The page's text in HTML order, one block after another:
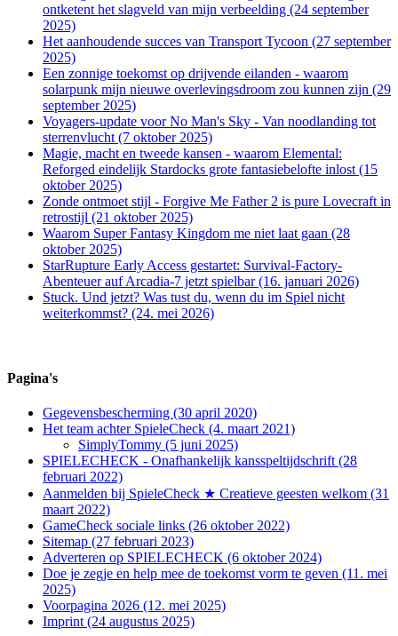
ontketent het slagveld van mijn verbeelding (24 september
2025)
Het aanhoudende succes van Transport Tycoon (27 september
2025)
Een zonnige toekomst op drijvende eilanden - waarom
solarpunk mijn nieuwe overlevingsdroom zou kunnen zijn (29
september 2025)
Voyagers-update voor No Man's Sky - Van noodlanding tot
sterrenvlucht (7 oktober 2025)
Magie, macht en tweede kansen - waarom Elemental:
Reforged eindelijk Stardocks grote fantasiebelofte inlost (15
oktober 2025)
Zonde ontmoet stijl - Forgive Me Father 2 is pure Lovecraft in
retrostijl (21 oktober 2025)
Waarom Super Fantasy Kingdom me niet laat gaan (28
oktober 2025)
StarRupture Early Access gestartet: Survival-Factory-
Abenteuer auf Arcadia-7 jetzt spielbar (16. januari 2026)
Stuck. Und jetzt? Was tust du, wenn du im Spiel nicht
weiterkommst? (24. mei 2026)
Pagina's
Gegevensbescherming (30 april 2020)
Het team achter SpieleCheck (4. maart 2021)
SimplyTommy (5 juni 2025)
SPIELECHECK - Onafhankelijk kansspeltijdschrift (28
februari 2022)
Aanmelden bij SpieleCheck ★ Creatieve geesten welkom (31
maart 2022)
GameCheck sociale links (26 oktober 2022)
Sitemap (27 februari 2023)
Adverteren op SPIELECHECK (6 oktober 2024)
Doe je zegje en help mee de toekomst vorm te geven (11. mei
2025)
Voorpagina 2026 (12. mei 2025)
Imprint (24 augustus 2025)